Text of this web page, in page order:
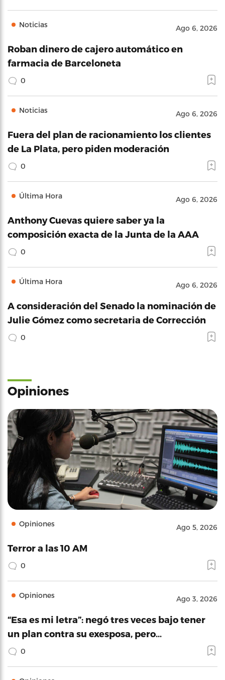
Noticias Ago 6, 2026
Roban dinero de cajero automático en
farmacia de Barceloneta
0
Noticias Ago 6, 2026
Fuera del plan de racionamiento los clientes
de La Plata, pero piden moderación
0
Última Hora Ago 6, 2026
Anthony Cuevas quiere saber ya la
composición exacta de la Junta de la AAA
0
Última Hora Ago 6, 2026
A consideración del Senado la nominación de
Julie Gómez como secretaria de Corrección
0
Opiniones
Opiniones Ago 5, 2026
Terror a las 10 AM
0
Opiniones Ago 3, 2026
“Esa es mi letra”: negó tres veces bajo tener
un plan contra su exesposa, pero…
0